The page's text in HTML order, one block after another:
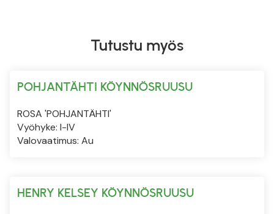
Tutustu myös
POHJANTÄHTI KÖYNNÖSRUUSU
ROSA 'POHJANTÄHTI'
Vyöhyke: I-IV
Valovaatimus: Au
HENRY KELSEY KÖYNNÖSRUUSU